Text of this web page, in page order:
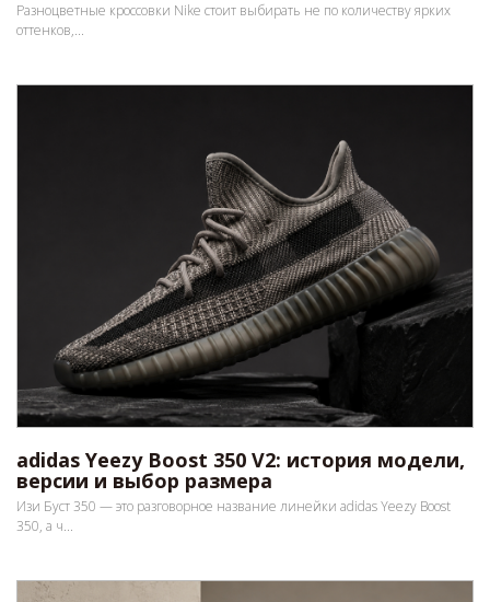
Разноцветные кроссовки Nike стоит выбирать не по количеству ярких
оттенков,...
adidas Yeezy Boost 350 V2: история модели,
версии и выбор размера
Изи Буст 350 — это разговорное название линейки adidas Yeezy Boost
350, а ч...